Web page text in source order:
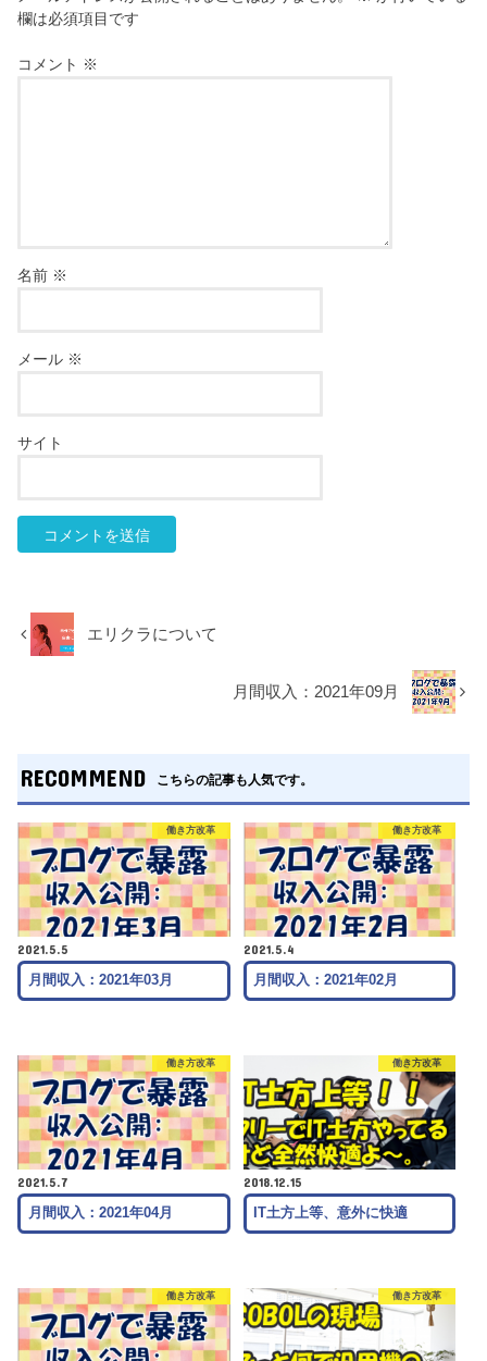
欄は必須項目です
コメント ※
名前 ※
メール ※
サイト
エリクラについて
月間収入：2021年09月
RECOMMEND こちらの記事も人気です。
働き方改革
2021.5.5
月間収入：2021年03月
働き方改革
2021.5.4
月間収入：2021年02月
働き方改革
2021.5.7
月間収入：2021年04月
働き方改革
2018.12.15
IT土方上等、意外に快適
働き方改革 働き方改革